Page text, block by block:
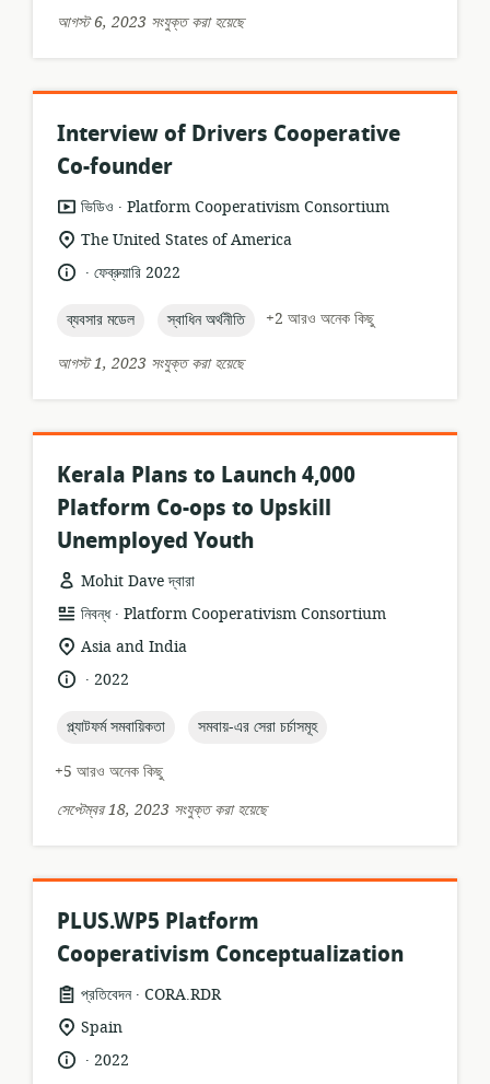
আগস্ট 6, 2023 সংযুক্ত করা হয়েছে
Interview of Drivers Cooperative
Co-founder
তথ্যসম্পদের
ফর্ম্যাট:
ভিডিও .
প্রকাশক:Platform Cooperativism Consortium
প্রাসঙ্গিকতার
The United States of America
ভাষা: .
প্রকাশনারফেব্রুয়ারি 2022
topic:
ব্যবসার মডেল topic:
স্বাধিন অর্থনীতি
+2 আরও অনেক কিছু
আগস্ট 1, 2023 সংযুক্ত করা হয়েছে
Kerala Plans to Launch 4,000
Platform Co-ops to Upskill
Unemployed Youth
Mohit Dave দ্বারা
তথ্যসম্পদের
ফর্ম্যাট:
নিবন্ধ .
প্রকাশক:Platform Cooperativism Consortium
প্রাসঙ্গিকতার
অবস্থান:
Asia and India
ভাষা: .
প্রকাশনার
2022
topic:
প্ল্যাটফর্ম সমবায়িকতা topic:
সমবায়-এর সেরা চর্চাসমূহ
+5 আরও অনেক কিছু
সেপ্টেম্বর 18, 2023 সংযুক্ত করা হয়েছে
PLUS.WP5 Platform
Cooperativism Conceptualization
তথ্যসম্পদের
ফর্ম্যাট:
প্রতিবেদন .
প্রকাশক:CORA.RDR
প্রাসঙ্গিকতার
অবস্থান:
Spain
ভাষা: .
প্রকাশনার
2022